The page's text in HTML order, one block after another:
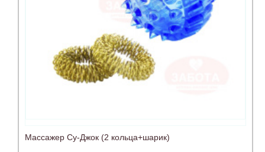
Массажер Су-Джок (2 кольца+шарик)